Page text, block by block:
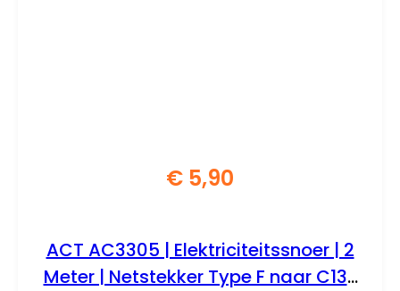
€ 5,90
ACT AC3305 | Elektriciteitssnoer | 2
Meter | Netstekker Type F naar C13 |